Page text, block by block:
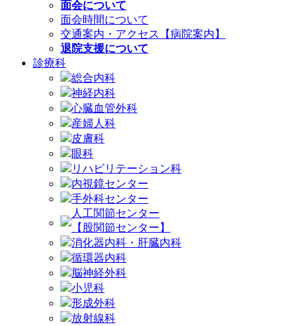
面会について
面会時間について
交通案内・アクセス【病院案内】
退院支援について
診療科
総合内科
神経内科
心臓血管外科
産婦人科
皮膚科
眼科
リハビリテーション科
内視鏡センター
手外科センター
人工関節センター
【股関節センター】
消化器内科・肝臓内科
循環器内科
脳神経外科
小児科
形成外科
放射線科